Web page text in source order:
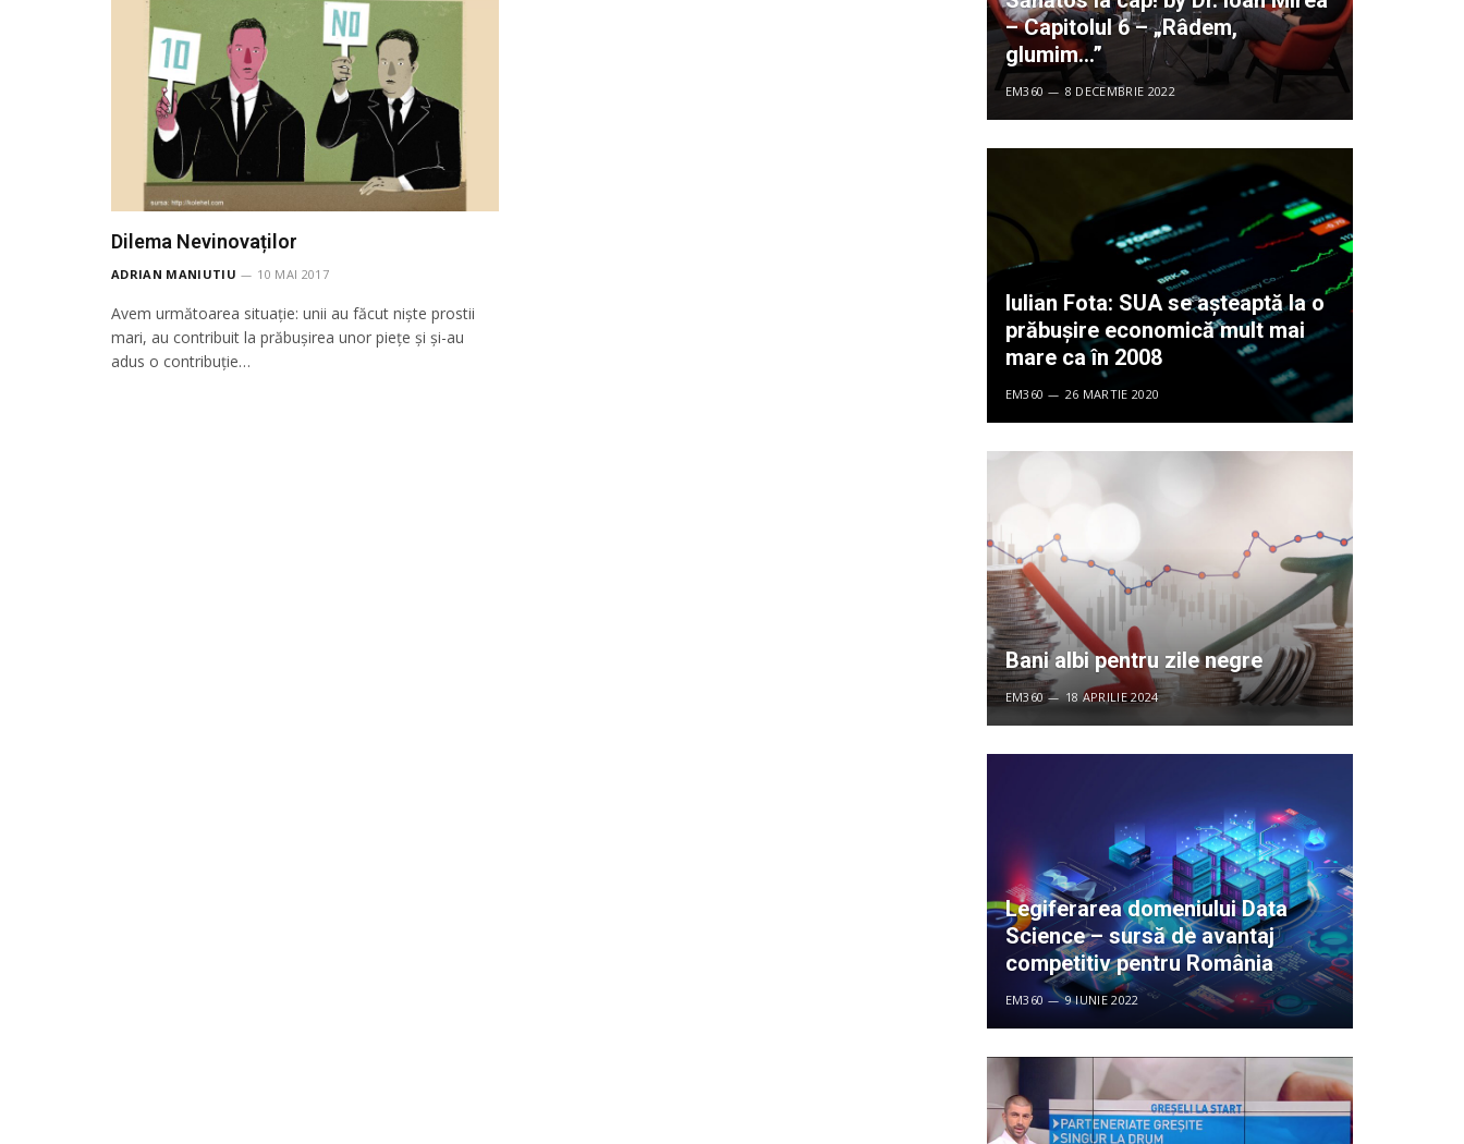
Dilema Nevinovaților
ADRIAN MANIUTIU 10 MAI 2017
Avem următoarea situaţie: unii au făcut nişte prostii
mari, au contribuit la prăbuşirea unor pieţe şi şi-au
adus o contribuţie…
– Capitolul 6 – „Râdem,
glumim…”
EM360 8 DECEMBRIE 2022
Iulian Fota: SUA se așteaptă la o
prăbușire economică mult mai
mare ca în 2008
EM360 26 MARTIE 2020
Bani albi pentru zile negre
EM360 18 APRILIE 2024
Legiferarea domeniului Data
Science – sursă de avantaj
competitiv pentru România
EM360 9 IUNIE 2022